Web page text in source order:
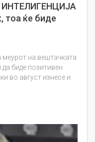
тоа ќе биде
меурот на вештачката
да биде позитивен
во август изнесе и